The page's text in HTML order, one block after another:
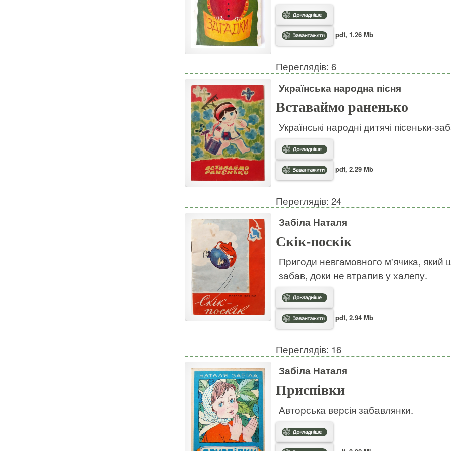
pdf, 1.26 Mb
Переглядів: 6
Українська народна пісня
Вставаймо раненько
Українські народні дитячі пісеньки-
pdf, 2.29 Mb
Переглядів: 24
Забіла Наталя
Скік-поскік
Пригоди невгамовного м'ячика, який
забав, доки не втрапив у халепу.
pdf, 2.94 Mb
Переглядів: 16
Забіла Наталя
Приспівки
Авторська версія забавлянки.